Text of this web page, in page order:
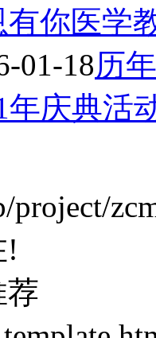
有你医学
01-18历
年庆典活
project/
!
荐